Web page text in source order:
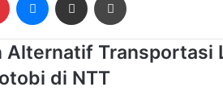
Alternatif Transportasi
di NTT